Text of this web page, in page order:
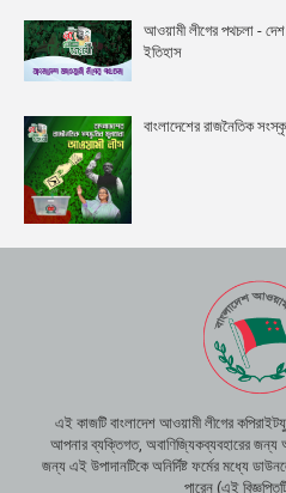
আওয়ামী লীগের পথচলা -
ইতিহাস
বাংলাদেশের রাজনৈতিক
এই কাজটি বাংলাদেশ আওয়ামী লীগের
আপনার ব্যক্তিগত, অবাণিজ্যিকব্যবহারের জন্য
জন্য এই উপাদানটিকে অনির্দিষ্ট ফর্মের মধ্যে
পারেন (এই